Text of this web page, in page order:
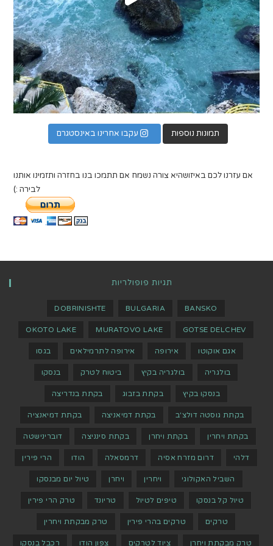
תמונות נוספות עקבו אחרינו באינסטגרם
אם עזרנו לכם באיזושהיא צורה נשמח אם תתמכו בנו בחזרה ותזמינו אותנו
לבירה :)
תגיות פופולריות
BANSKO
BULGARIA
DOBRINISHTE
GOTSE DELCHEV
MURATOVO LAKE
OKOTO LAKE
אגם אוקוטו אירופה אירופה לתרמילאים בגסו
בולגריה בולגריה בקיץ ביטוח לטרק בנסקו
בנסקו בקיץ בקתת בזבוג בקתת בנדריצה
בקתת גוסטה דולצ'ב בקתת דמיאניצה בקתת דמיאנציה
בקתת ויחרין בקתת ויחרן בקתת סינניצה דוברינישטה
דלהי דרום מזרח אסיה דרמסאלה הודו הרי פירין
השביל האקולוגי ויחרין ויחרן טיול יום מבנסקו
טיול קל בנסקו טיפים לטיול טריונד טרק הרי פירין
טרקים טרקים בהרי פירין טרק מבקתת ויחרין
טרק מבקתת ויחרן ציוד לטרקים צפון הודו רכבל בנסקו